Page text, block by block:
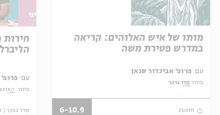
מותו של איש האלוהים: קריאה
במדרש פטירת משה
עם:
מתוך:סדר בוקר
zoom
6-10.9
עם: פרופ'
מתוך:
סדר בוקר